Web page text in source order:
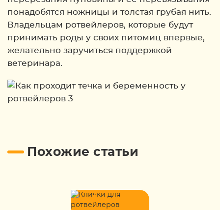
понадобятся ножницы и толстая грубая нить.
Владельцам ротвейлеров, которые будут
принимать роды у своих питомиц впервые,
желательно заручиться поддержкой
ветеринара.
Похожие статьи